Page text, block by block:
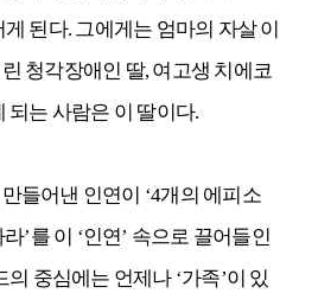
된다. 그에게는 엄마의 자살 이
청각장애인 딸, 여고생 치에코
되는 사람은 이 딸이다.
들어낸 인연이 ‘4개의 에피소
’를 이 ‘인연’ 속으로 끌어들인
중심에는 언제나 ‘가족’이 있